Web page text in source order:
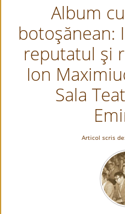
Album
botoşănean:
reputatul şi
Ion
Sala
Articol scris de: